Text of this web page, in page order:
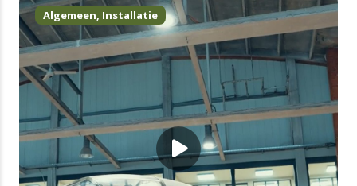
Algemeen Installatie